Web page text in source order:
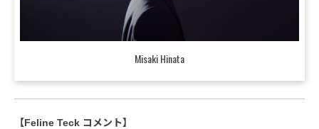
Misaki Hinata
【Feline Teck コメント】